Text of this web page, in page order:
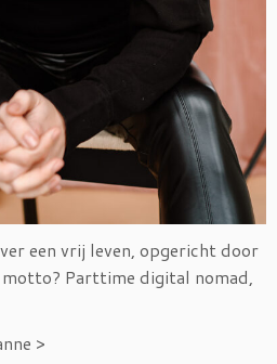
een vrij leven, opgericht door
motto? Parttime digital nomad,
>